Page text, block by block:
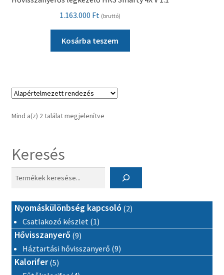
1.163.000 Ft (bruttó)
Kosárba teszem
Mind a(z) 2 találat megjelenítve
Keresés
Nyomáskülönbség kapcsoló 22 termék
Csatlakozó készlet 11 termék
Hővisszanyerő 99 termék
Háztartási hővisszanyerő 99 termék
Kalorifer 55 termék